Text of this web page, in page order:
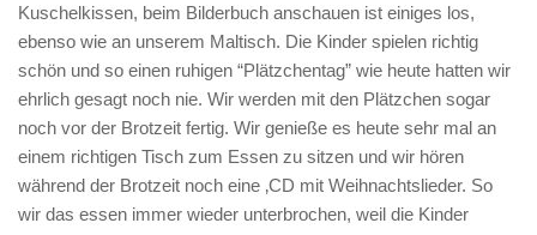
Kuschelkissen, beim Bilderbuch anschauen ist einiges los,
ebenso wie an unserem Maltisch. Die Kinder spielen richtig
schön und so einen ruhigen “Plätzchentag” wie heute hatten wir
ehrlich gesagt noch nie. Wir werden mit den Plätzchen sogar
noch vor der Brotzeit fertig. Wir genieße es heute sehr mal an
einem richtigen Tisch zum Essen zu sitzen und wir hören
während der Brotzeit noch eine ‚CD mit Weihnachtslieder. So
wir das essen immer wieder unterbrochen, weil die Kinder